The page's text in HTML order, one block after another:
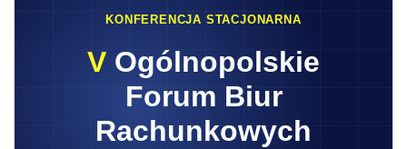
KONFERENCJA STACJONARNA
V Ogólnopolskie
Forum Biur
Rachunkowych